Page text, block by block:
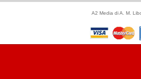
A2 Media di A. M.